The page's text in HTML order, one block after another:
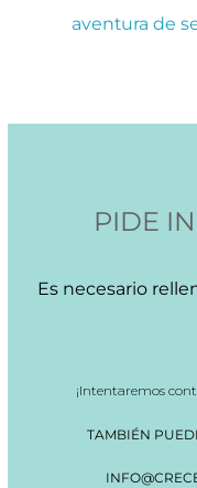
aventura de
PIDE
Es necesario
¡Intentaremos
TAMBIÉN